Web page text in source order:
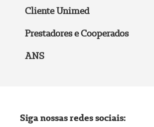
Cliente Unimed
Prestadores e Cooperados
ANS
Siga nossas redes sociais: